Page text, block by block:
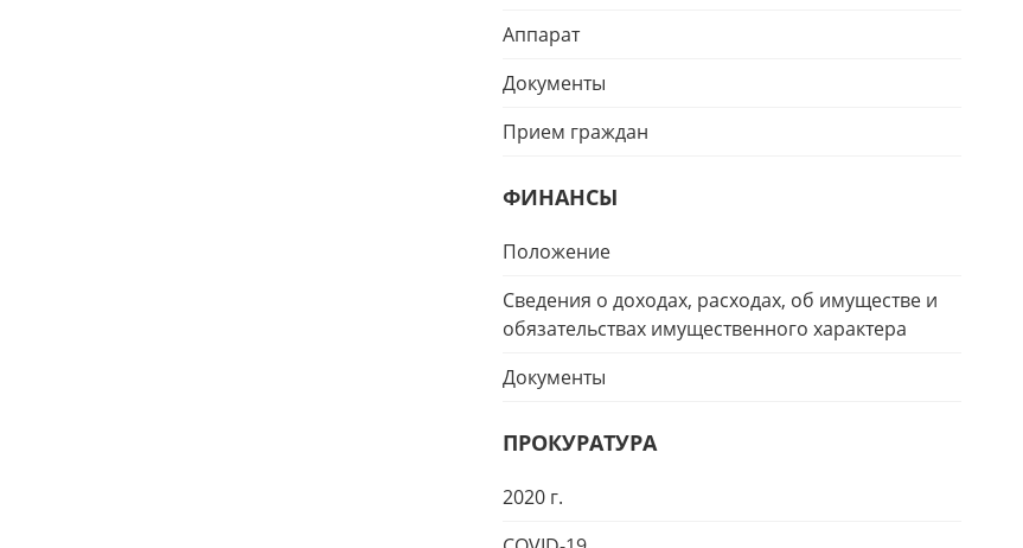
Аппарат
Документы
Прием граждан
ФИНАНСЫ
Положение
Сведения о доходах, расходах, об имуществе и
обязательствах имущественного характера
Документы
ПРОКУРАТУРА
2020 г.